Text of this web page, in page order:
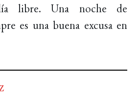
libre. Una noche de
es una buena excusa en